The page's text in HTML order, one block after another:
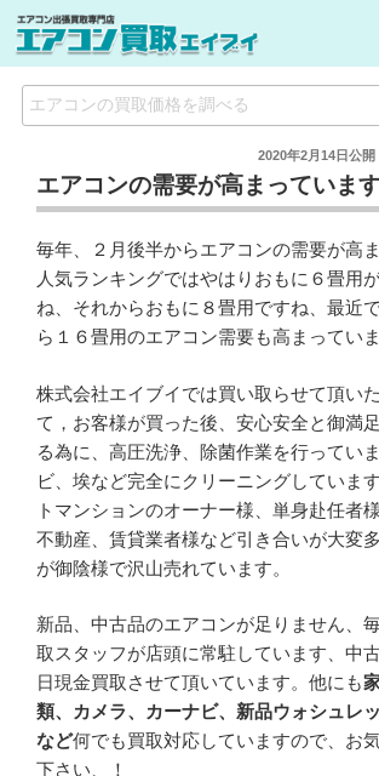
2020年2月14日公開
エアコンの需要が高まっています
毎年、２月後半からエアコンの需要が高
人気ランキングではやはりおもに６畳用
ね、それからおもに８畳用ですね、最近
ら１６畳用のエアコン需要も高まってい
株式会社エイブイでは買い取らせて頂い
て，お客様が買った後、安心安全と御満
る為に、高圧洗浄、除菌作業を行ってい
ビ、埃など完全にクリーニングしていま
トマンションのオーナー様、単身赴任者
不動産、賃貸業者様など引き合いが大変
が御陰様で沢山売れています。
新品、中古品のエアコンが足りません、
取スタッフが店頭に常駐しています、中
日現金買取させて頂いています。他にも
類、カメラ、カーナビ、新品ウォシュレ
など何でも買取対応していますので、お
下さい、！